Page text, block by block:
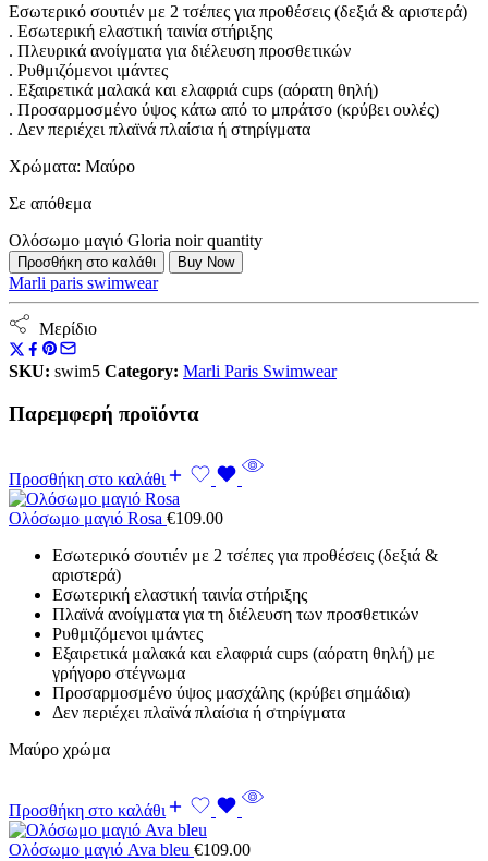
Εσωτερικό σουτιέν με 2 τσέπες για προθέσεις (δεξιά & αριστερά)
. Εσωτερική ελαστική ταινία στήριξης
. Πλευρικά ανοίγματα για διέλευση προσθετικών
. Ρυθμιζόμενοι ιμάντες
. Εξαιρετικά μαλακά και ελαφριά cups (αόρατη θηλή)
. Προσαρμοσμένο ύψος κάτω από το μπράτσο (κρύβει ουλές)
. Δεν περιέχει πλαϊνά πλαίσια ή στηρίγματα
Χρώματα: Μαύρο
Σε απόθεμα
Ολόσωμο μαγιό Gloria noir quantity
Προσθήκη στο καλάθι Buy Now
Marli paris swimwear
Μερίδιο
SKU: swim5 Category: Marli Paris Swimwear
Παρεμφερή προϊόντα
Προσθήκη στο καλάθι
Ολόσωμο μαγιό Rosa €109.00
Εσωτερικό σουτιέν με 2 τσέπες για προθέσεις (δεξιά &
αριστερά)
Εσωτερική ελαστική ταινία στήριξης
Πλαϊνά ανοίγματα για τη διέλευση των προσθετικών
Ρυθμιζόμενοι ιμάντες
Εξαιρετικά μαλακά και ελαφριά cups (αόρατη θηλή) με
γρήγορο στέγνωμα
Προσαρμοσμένο ύψος μασχάλης (κρύβει σημάδια)
Δεν περιέχει πλαϊνά πλαίσια ή στηρίγματα
Μαύρο χρώμα
Προσθήκη στο καλάθι
Ολόσωμο μαγιό Ava bleu €109.00